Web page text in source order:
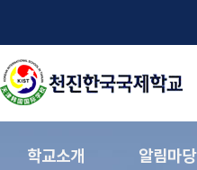
학교소개 알림마당